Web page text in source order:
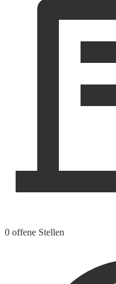
0 offene Stellen